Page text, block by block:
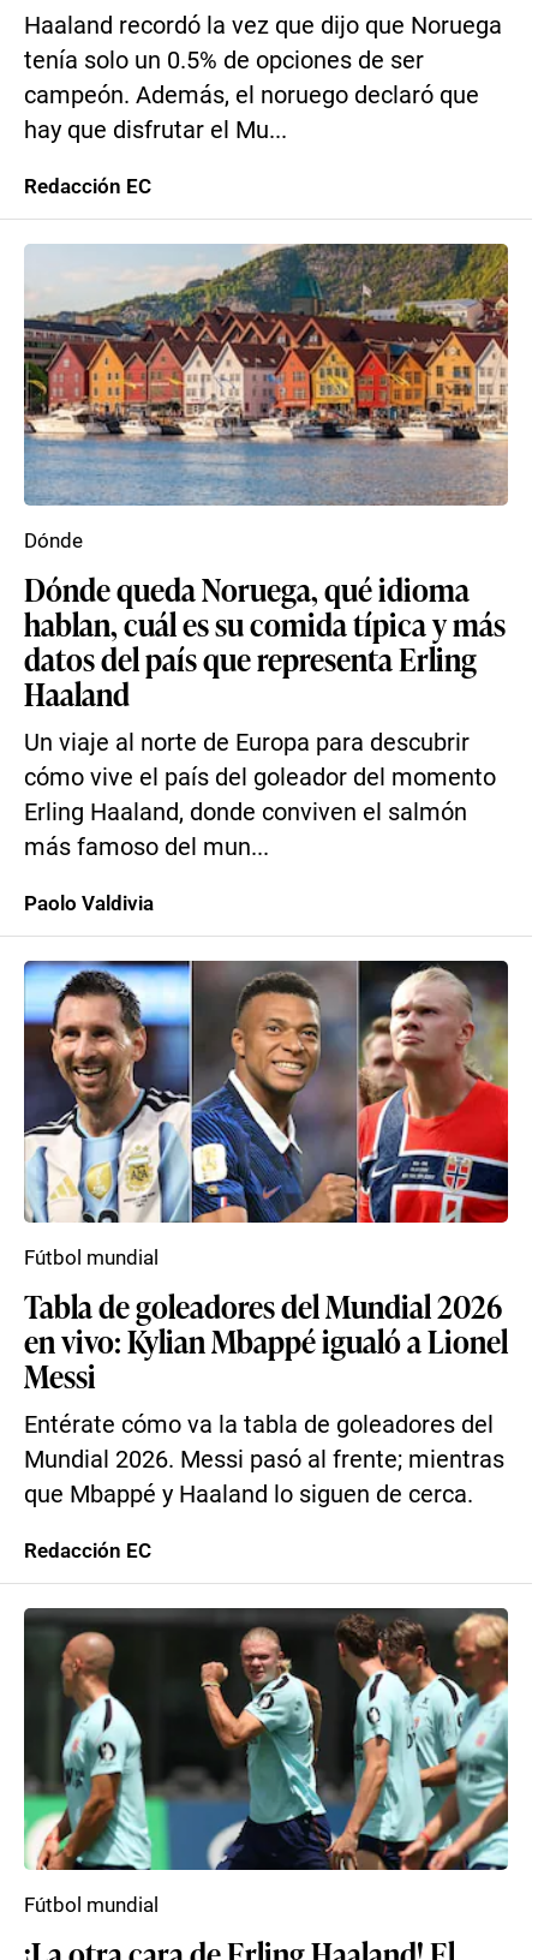
Haaland recordó la vez que dijo que Noruega
tenía solo un 0.5% de opciones de ser
campeón. Además, el noruego declaró que
hay que disfrutar el Mu...
Redacción EC
Dónde queda Noruega, qué idioma
hablan, cuál es su comida típica y más
datos del país que representa Erling
Haaland
Un viaje al norte de Europa para descubrir
cómo vive el país del goleador del momento
Erling Haaland, donde conviven el salmón
más famoso del mun...
Dónde
Paolo Valdivia
Tabla de goleadores del Mundial 2026
en vivo: Kylian Mbappé igualó a Lionel
Messi
Entérate cómo va la tabla de goleadores del
Mundial 2026. Messi pasó al frente; mientras
que Mbappé y Haaland lo siguen de cerca.
Fútbol mundial
Redacción EC
Fútbol mundial